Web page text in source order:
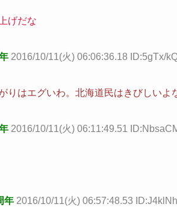
げだな
2016/10/11(火) 06:06:36.18 ID:5gTx/
りはエグいわ。北海道民はきびしいよ
2016/10/11(火) 06:11:49.51
年 2016/10/11(火) 06:57:48.53